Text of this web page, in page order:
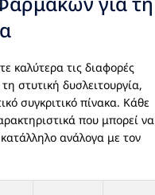
καλύτερα τις διαφορές
στυτική δυσλειτουργία,
συγκριτικό πίνακα. Κάθε
που μπορεί να
ανάλογα με τον